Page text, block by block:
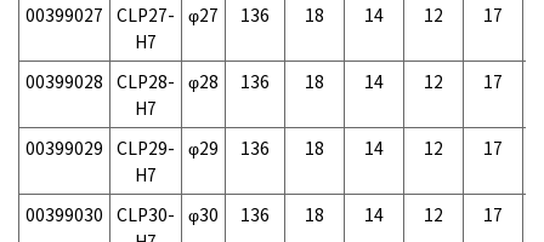
00399027 CLP27-
H7
φ27 136 18 14 12 17
00399028 CLP28-
H7
φ28 136 18 14 12 17
00399029 CLP29-
H7
φ29 136 18 14 12 17
00399030 CLP30- φ30 136 18 14 12 17